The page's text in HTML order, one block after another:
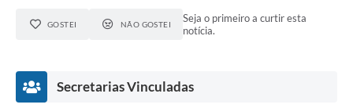
SIC
Contato
GOSTEI NÃO GOSTEI
Seja o primeiro a curtir esta
notícia.
Secretarias Vinculadas